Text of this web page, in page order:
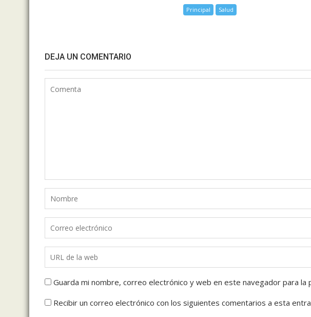
Principal Salud
DEJA UN COMENTARIO
Guarda mi nombre, correo electrónico y web en este navegador para la
Recibir un correo electrónico con los siguientes comentarios a esta